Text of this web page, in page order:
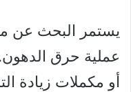
يستمر البحث عن
عملية حرق
أو مكملات زيادة